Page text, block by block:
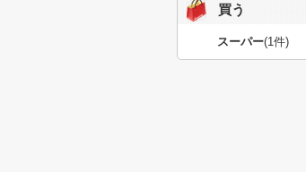
買う
スーパー(1件)